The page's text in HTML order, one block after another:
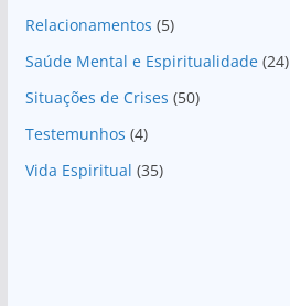
Relacionamentos (5)
Saúde Mental e Espiritualidade(24)
Situações de Crises (50)
Testemunhos (4)
Vida Espiritual (35)